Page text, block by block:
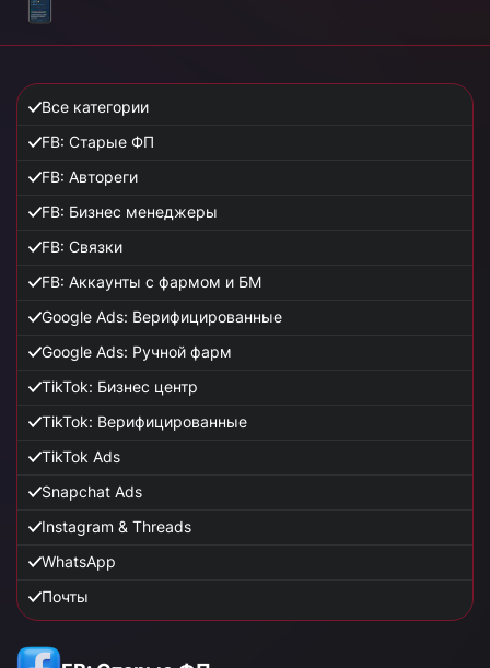
Все категории
FB: Старые ФП
FB: Автореги
FB: Бизнес менеджеры
FB: Связки
FB: Аккаунты с фармом и БМ
Google Ads: Верифицированные
Google Ads: Ручной фарм
TikTok: Бизнес центр
TikTok: Верифицированные
TikTok Ads
Snapchat Ads
Instagram & Threads
WhatsApp
Почты